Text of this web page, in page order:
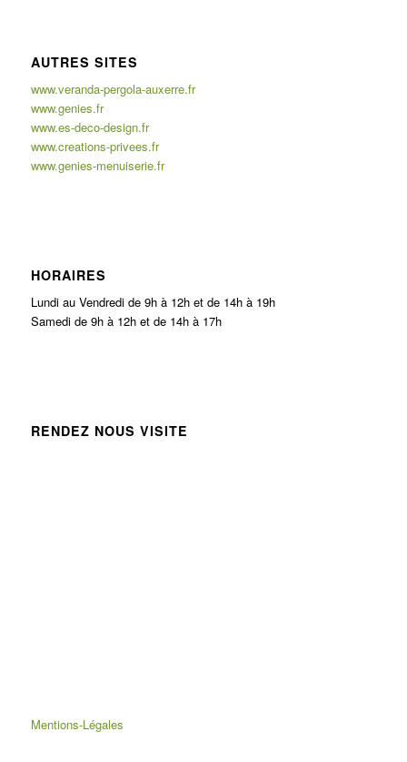
AUTRES SITES
www.veranda-pergola-auxerre.fr
www.genies.fr
www.es-deco-design.fr
www.creations-privees.fr
www.genies-menuiserie.fr
HORAIRES
Lundi au Vendredi de 9h à 12h et de 14h à 19h
Samedi de 9h à 12h et de 14h à 17h
RENDEZ NOUS VISITE
Mentions-Légales